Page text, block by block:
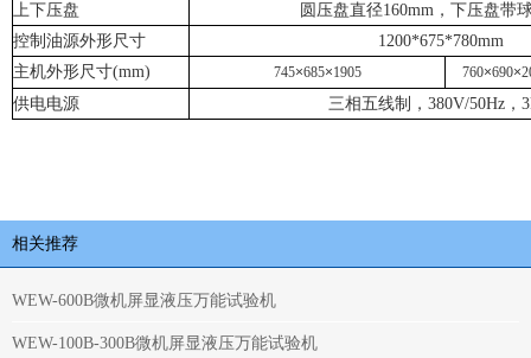
上下压盘
圆压盘直径160mm，下压盘带
控制油源外形尺寸
1200*675*780mm
主机外形尺寸(mm)
745×685×1905 760×690×
供电电源 三相五线制，380V/50Hz，
相关推荐
WEW-600B微机屏显液压万能试验机
WEW-100B-300B微机屏显液压万能试验机